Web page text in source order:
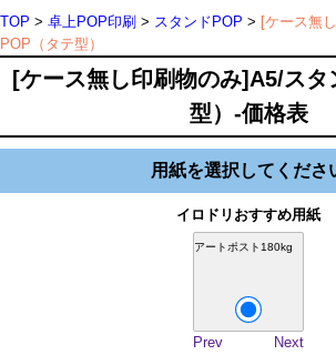
TOP > 卓上POP印刷 > スタンドPOP > [ケース無
POP（タテ型）
[ケース無し印刷物のみ]A5/スタ
型）-価格表
用紙を選択してくださ
イロドリおすすめ用紙
アートポスト180kg
Prev
Next